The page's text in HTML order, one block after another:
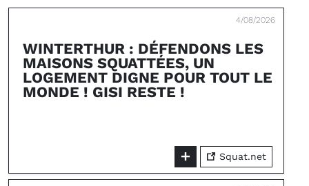
4/08/2026
WINTERTHUR : DÉFENDONS LES
MAISONS SQUATTÉES, UN
LOGEMENT DIGNE POUR TOUT LE
MONDE ! GISI RESTE !
Squat.net